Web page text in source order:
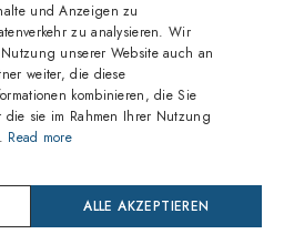
ITALIAN
SPANISH
GERMAN
und Anzeigen zu
zu analysieren. Wir
unserer Website auch an
weiter, die diese
kombinieren, die Sie
sie im Rahmen Ihrer Nutzung
Read more
ALLE AKZEPTIEREN